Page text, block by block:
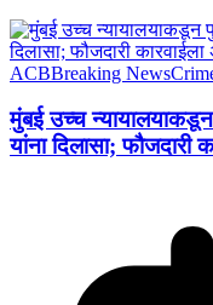
ACBBreaking News
मुंबई उच्च
यांना दिलासा; फौजदारी